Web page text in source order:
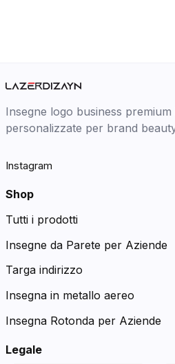
Insegne logo business
personalizzate per brand
Instagram
Shop
Tutti i prodotti
Insegne da Parete per Aziende
Targa indirizzo
Insegna in metallo aereo
Insegna Rotonda per Aziende
Legale